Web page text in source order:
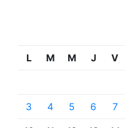
L M M J V
3 4 5 6 7